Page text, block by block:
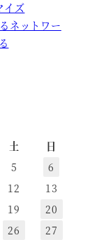
イズ
ネットワー
土
日
5
6
12
13
19
20
26
27